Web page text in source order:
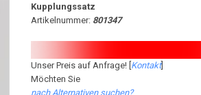
Kupplungssatz
Artikelnummer: 801347
Unser Preis auf Anfrage! [ Kontakt]
Möchten Sie
nach Alternativen suchen?